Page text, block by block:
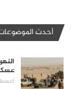
أحدث
أغسطس